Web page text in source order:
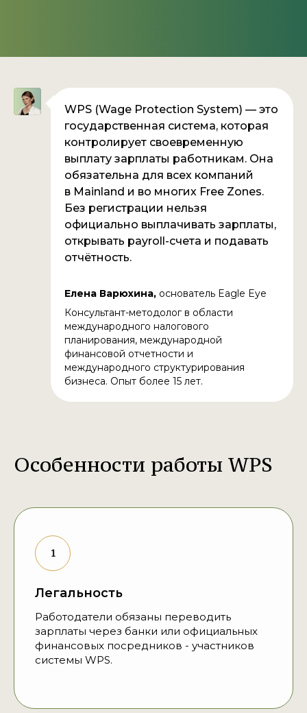
WPS (Wage Protection System) — это
государственная система, которая
контролирует своевременную
выплату зарплаты работникам. Она
обязательна для всех компаний
в Mainland и во многих Free Zones.
Без регистрации нельзя
официально выплачивать зарплаты,
открывать payroll-счета и подавать
отчётность.
Елена Варюхина, основатель Eagle Eye
Консультант-методолог в области
международного налогового
планирования, международной
финансовой отчетности и
международного структурирования
бизнеса. Опыт более 15 лет.
Особенности работы WPS
Легальность
Работодатели обязаны переводить
зарплаты через банки или официальных
финансовых посредников - участников
системы WPS.